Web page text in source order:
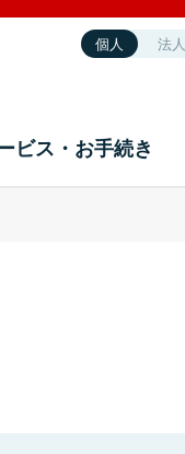
個人 法人
ビス・お手続き